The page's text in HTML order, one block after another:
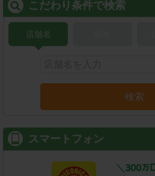
こだわり条件で検索
店舗名
検索
スマートフォン